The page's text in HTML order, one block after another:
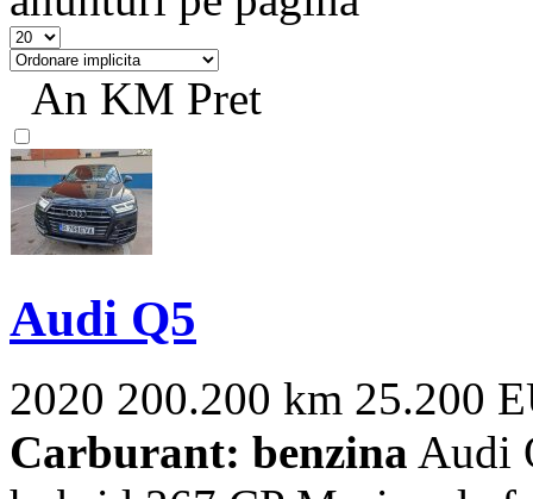
An KM Pret
Audi Q5
2020 200.200 km 25.200
Carburant: benzina Audi